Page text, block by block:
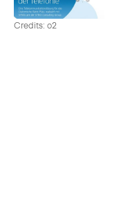
Credits: o2